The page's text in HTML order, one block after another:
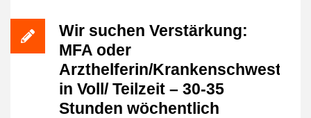
Wir suchen Verstärkung:
MFA oder
Arzthelferin/Krankenschwester
in Voll/ Teilzeit – 30-35
Stunden wöchentlich